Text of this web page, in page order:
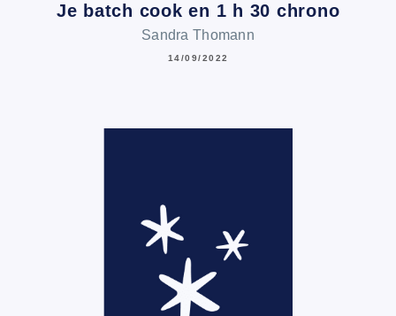
Je batch cook en 1 h 30 chrono
Sandra Thomann
14/09/2022